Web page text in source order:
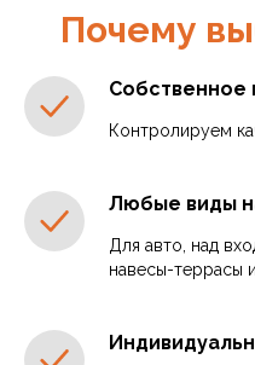
Почему
Собственное
Контролируем
Любые виды
Для авто, над
навесы-террасы